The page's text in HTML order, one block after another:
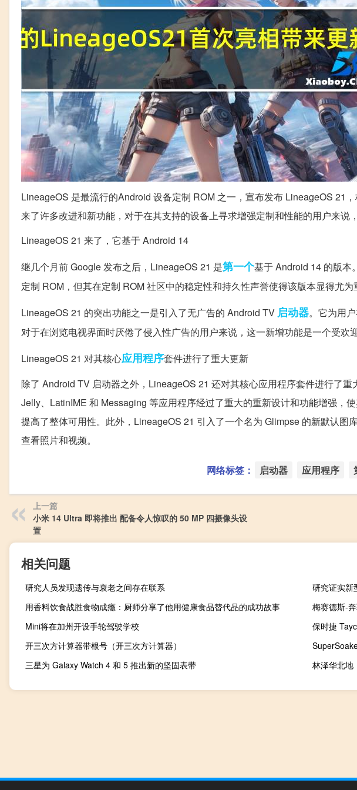
LineageOS 是最流行的Android 设备定制 ROM 之一，宣布发布 LineageOS 21
来了许多改进和新功能，对于在其支持的设备上寻求增强定制和性能的用户来说
LineageOS 21 来了，它基于 Android 14
继几个月前 Google 发布之后，LineageOS 21 是第一个基于 Android 14 的版本
定制 ROM，但其在定制 ROM 社区中的稳定性和持久性声誉使得该版本显得尤为
LineageOS 21 的突出功能之一是引入了无广告的 Android TV 启动器。它为用
对于在浏览电视界面时厌倦了侵入性广告的用户来说，这一新增功能是一个受欢迎
LineageOS 21 对其核心应用程序套件进行了重大更新
除了 Android TV 启动器之外，LineageOS 21 还对其核心应用程序套件进行了重
Jelly、LatinIME 和 Messaging 等应用程序经过了重大的重新设计和功能增强，
提高了整体可用性。此外，LineageOS 21 引入了一个名为 Glimpse 的新默认图
查看照片和视频。
网络标签： 启动器 应用程序
上一篇
小米 14 Ultra 即将推出 配备令人惊叹的 50 MP 四摄像头设
置
相关问题
研究人员发现遗传与衰老之间存在联系
研究证实新
用香料饮食战胜食物成瘾：厨师分享了他用健康食品替代品的成功故事
梅赛德斯-
Mini将在加州开设手轮驾驶学校
保时捷
开三次方计算器带根号（开三次方计算器）
三星为 Galaxy Watch 4 和 5 推出新的坚固表带
林泽华北地